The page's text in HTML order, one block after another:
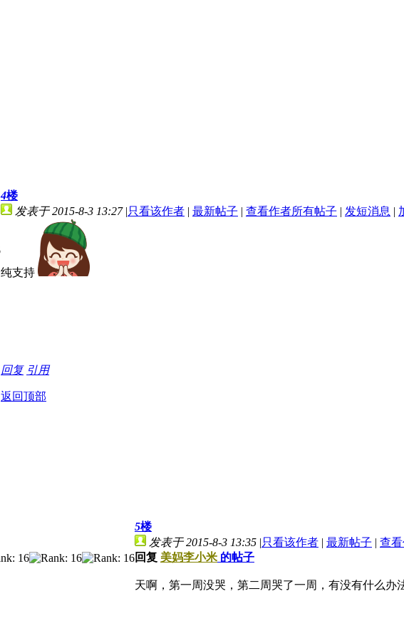
4楼
发表于 2015-8-3 13:27 |只看该作者 | 最新帖子 | 查看作者所有帖子 | 发短消息 |
纯支持
回复 引用
返回顶部
5楼
发表于 2015-8-3 13:35 |只看该作者 | 最新帖子 | 查
回复 美妈李小米 的帖子
天啊，第一周没哭，第二周哭了一周，有没有什么办